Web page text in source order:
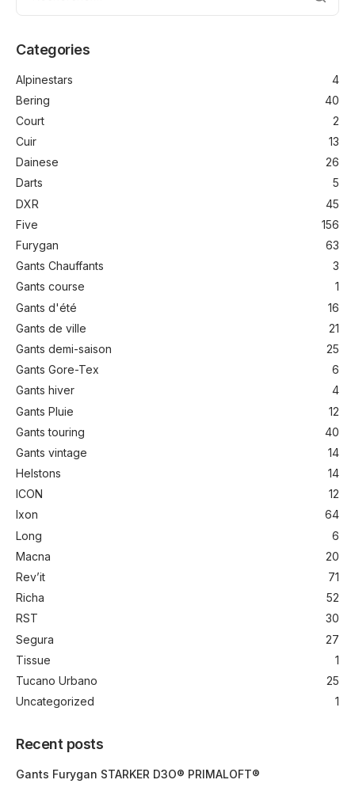
Categories
Alpinestars
4
Bering
40
Court
2
Cuir
13
Dainese
26
Darts
5
DXR
45
Five
156
Furygan
63
Gants Chauffants
3
Gants course
1
Gants d'été
16
Gants de ville
21
Gants demi-saison
25
Gants Gore-Tex
6
Gants hiver
4
Gants Pluie
12
Gants touring
40
Gants vintage
14
Helstons
14
ICON
12
Ixon
64
Long
6
Macna
20
Rev’it
71
Richa
52
RST
30
Segura
27
Tissue
1
Tucano Urbano
25
Uncategorized
1
Recent posts
Gants Furygan STARKER D3O® PRIMALOFT®